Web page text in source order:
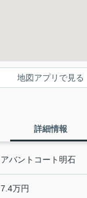
地図アプリで見る
詳細情報
アバントコート明石
7.4万円